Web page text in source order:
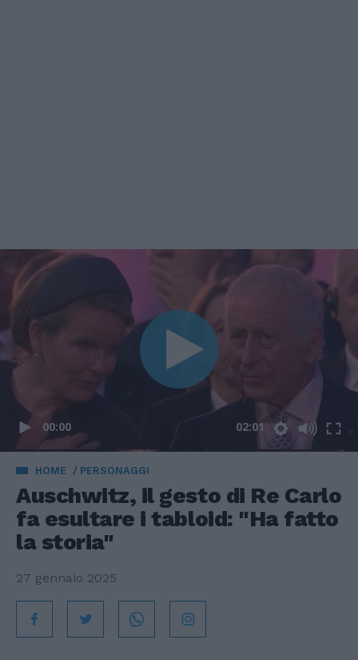
00:00 02:01
HOME PERSONAGGI
Auschwitz, il gesto di Re Carlo
fa esultare i tabloid: "Ha fatto
la storia"
27 gennaio 2025